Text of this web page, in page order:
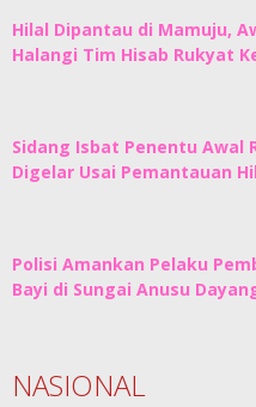
Hilal Dipantau di Mamuju,
Halangi Tim Hisab Rukyat
Sidang Isbat Penentu Awal
Digelar Usai Pemantauan
Polisi Amankan Pelaku
Bayi di Sungai Anusu
NASIONAL